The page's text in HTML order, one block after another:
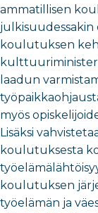
ammatillisen
julkisuudessakin
koulutuksen
laadun
myös
Lisäksi
koulutuksesta
koulutuksen
työelämän ja